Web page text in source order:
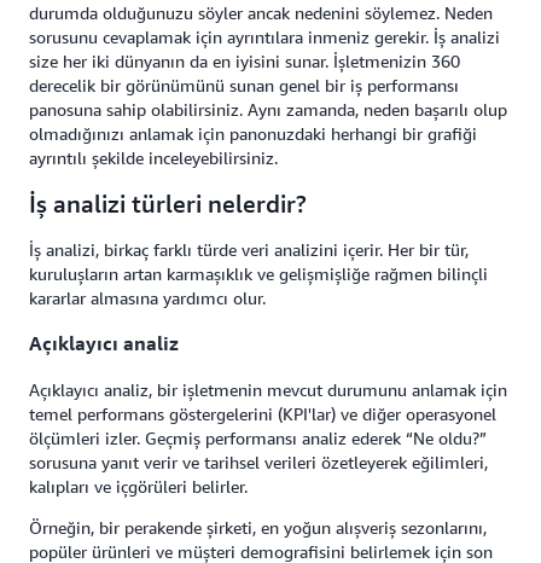
durumda olduğunuzu söyler ancak nedenini söylemez. Neden
sorusunu cevaplamak için ayrıntılara inmeniz gerekir. İş analizi
size her iki dünyanın da en iyisini sunar. İşletmenizin 360
derecelik bir görünümünü sunan genel bir iş performansı
panosuna sahip olabilirsiniz. Aynı zamanda, neden başarılı olup
olmadığınızı anlamak için panonuzdaki herhangi bir grafiği
ayrıntılı şekilde inceleyebilirsiniz.
İş analizi türleri nelerdir?
İş analizi, birkaç farklı türde veri analizini içerir. Her bir tür,
kuruluşların artan karmaşıklık ve gelişmişliğe rağmen bilinçli
kararlar almasına yardımcı olur.
Açıklayıcı analiz
Açıklayıcı analiz, bir işletmenin mevcut durumunu anlamak için
temel performans göstergelerini (KPI'lar) ve diğer operasyonel
ölçümleri izler. Geçmiş performansı analiz ederek “Ne oldu?”
sorusuna yanıt verir ve tarihsel verileri özetleyerek eğilimleri,
kalıpları ve içgörüleri belirler.
Örneğin, bir perakende şirketi, en yoğun alışveriş sezonlarını,
popüler ürünleri ve müşteri demografisini belirlemek için son